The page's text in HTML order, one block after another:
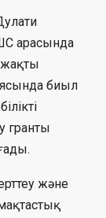
арасында
биыл
гранты
және